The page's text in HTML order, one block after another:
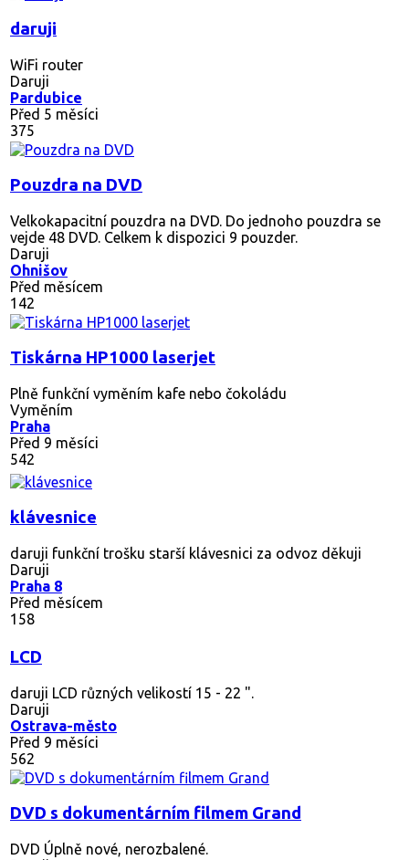
daruji
WiFi router
Daruji
Pardubice
Před 5 měsíci
375
Pouzdra na DVD
Velkokapacitní pouzdra na DVD. Do jednoho pouzdra se
vejde 48 DVD. Celkem k dispozici 9 pouzder.
Daruji
Ohnišov
Před měsícem
142
Tiskárna HP1000 laserjet
Plně funkční vyměním kafe nebo čokoládu
Vyměním
Praha
Před 9 měsíci
542
klávesnice
daruji funkční trošku starší klávesnici za odvoz děkuji
Daruji
Praha 8
Před měsícem
158
LCD
daruji LCD různých velikostí 15 - 22 ".
Daruji
Ostrava-město
Před 9 měsíci
562
DVD s dokumentárním filmem Grand
DVD Úplně nové, nerozbalené.